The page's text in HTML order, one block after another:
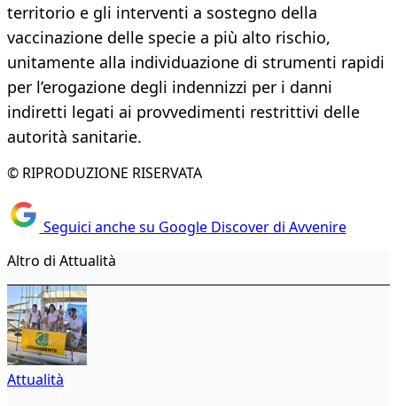
territorio e gli interventi a sostegno della
vaccinazione delle specie a più alto rischio,
unitamente alla individuazione di strumenti rapidi
per l’erogazione degli indennizzi per i danni
indiretti legati ai provvedimenti restrittivi delle
autorità sanitarie.
© RIPRODUZIONE RISERVATA
Seguici anche su Google Discover di Avvenire
Altro di Attualità
Attualità